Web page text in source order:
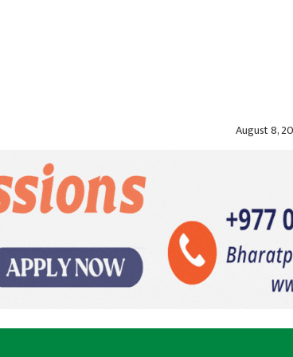
August 8,